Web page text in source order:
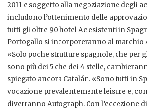
2011 e soggetto alla negoziazione degli
includono l’ottenimento delle
tutti gli oltre 90 hotel Ac esistenti in
Portogallo si incorporeranno al marchio
«Solo poche strutture spagnole, che per
sono più dei 5 che dei 4 stelle,
spiegato ancora Catalán. «Sono tutti in
vocazione prevalentemente leisure e,
diverranno Autograph. Con l’eccezione